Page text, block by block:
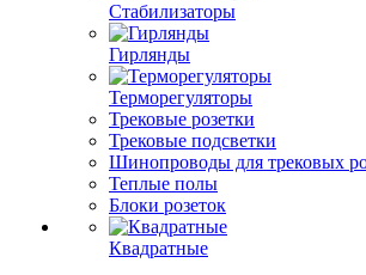
Стабилизаторы
Гирлянды
Терморегуляторы
Трековые розетки
Трековые подсветки
Шинопроводы для трековых
Теплые полы
Блоки розеток
Квадратные